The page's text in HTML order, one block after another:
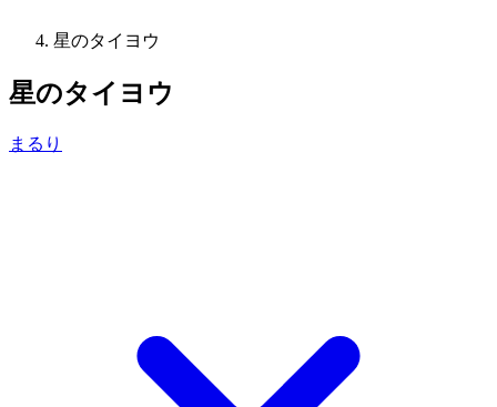
星のタイヨウ
星のタイヨウ
まるり